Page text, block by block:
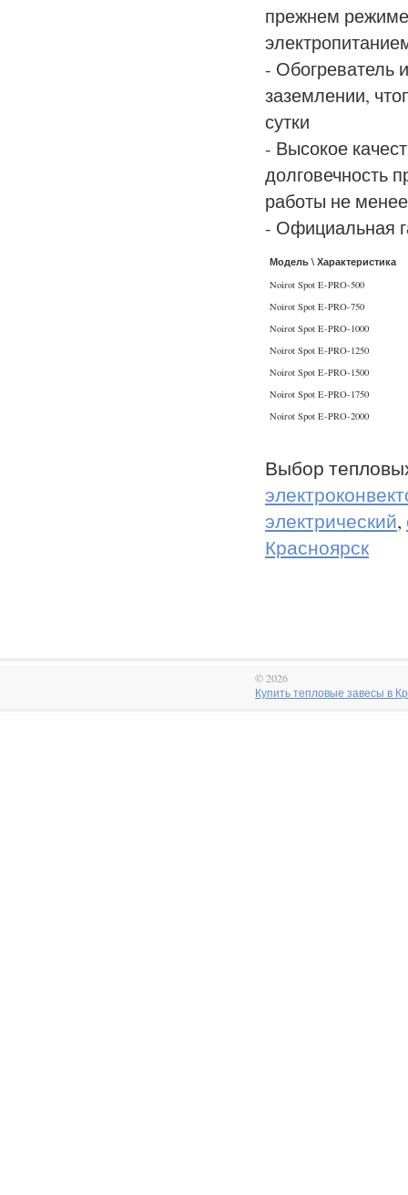
прежнем
- Обогреватель
заземлении,
сутки
- Высокое
долговечность
работы не
- Официальная
Модель \ Характеристика
Noirot Spot E-PRO-500
Noirot Spot E-PRO-750
Noirot Spot E-PRO-1000
Noirot Spot E-PRO-1250
Noirot Spot E-PRO-1500
Noirot Spot E-PRO-1750
Noirot Spot E-PRO-2000
Выбор
электрический,
Красноярск
© 2026
Купить тепловые завесы в